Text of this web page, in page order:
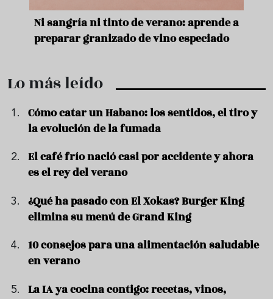
Ni sangría ni tinto de verano: aprende a
preparar granizado de vino especiado
Lo más leído
Cómo catar un Habano: los sentidos, el tiro y
la evolución de la fumada
El café frío nació casi por accidente y ahora
es el rey del verano
¿Qué ha pasado con El Xokas? Burger King
elimina su menú de Grand King
10 consejos para una alimentación saludable
en verano
La IA ya cocina contigo: recetas, vinos,